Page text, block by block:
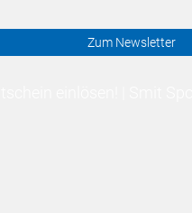
Zum Newsletter